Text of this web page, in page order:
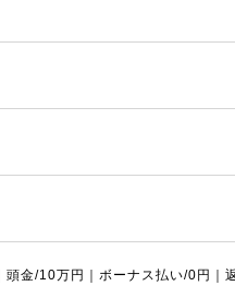
金/10万円｜ボーナス払い/0円｜